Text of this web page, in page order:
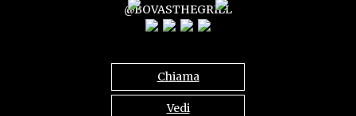
@BOVASTHEGRILL
Chiama
Vedi